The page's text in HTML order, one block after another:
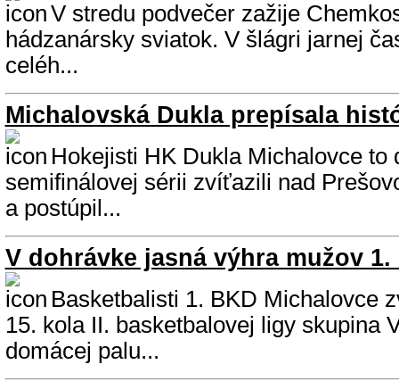
V stredu podvečer zažije
hádzanársky sviatok. V šlágri jarnej
celéh...
Michalovská Dukla prepísala
Hokejisti HK Dukla Michalovce to
semifinálovej sérii zvíťazili nad
a postúpil...
V dohrávke jasná výhra mužov 1.
Basketbalisti 1. BKD Michalovce
15. kola II. basketbalovej ligy skupina
domácej palu...